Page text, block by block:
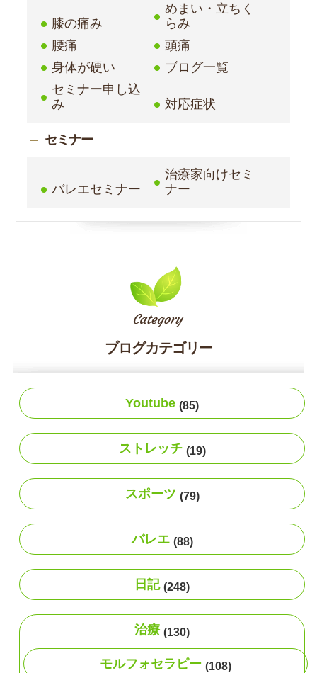
膝の痛み
めまい・立ちく
らみ
腰痛
頭痛
身体が硬い
ブログ一覧
セミナー申し込
み
対応症状
セミナー
バレエセミナー
治療家向けセミ
ナー
ブログカテゴリー
Youtube (85)
ストレッチ (19)
スポーツ (79)
バレエ (88)
日記 (248)
治療 (130)
モルフォセラピー (108)